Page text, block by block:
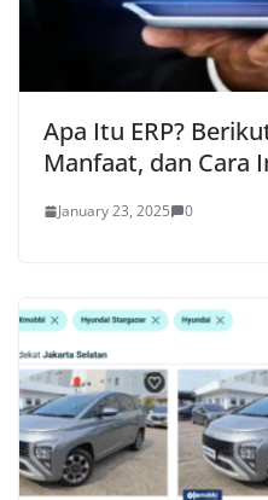
Apa Itu ERP?
Manfaat, dan Cara
January 23, 2025 0